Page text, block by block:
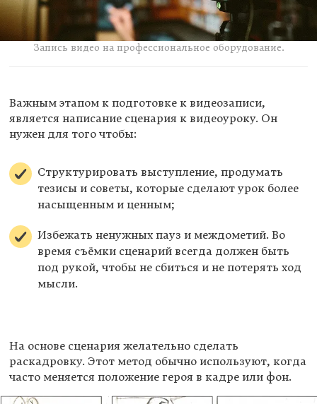
Запись видео на профессиональное оборудование.
Важным этапом к подготовке к видеозаписи,
является написание сценария к видеоуроку. Он
нужен для того чтобы:
Структурировать выступление, продумать
тезисы и советы, которые сделают урок более
насыщенным и ценным;
Избежать ненужных пауз и междометий. Во
время съёмки сценарий всегда должен быть
под рукой, чтобы не сбиться и не потерять ход
мысли.
На основе сценария желательно сделать
раскадровку. Этот метод обычно используют, когда
часто меняется положение героя в кадре или фон.